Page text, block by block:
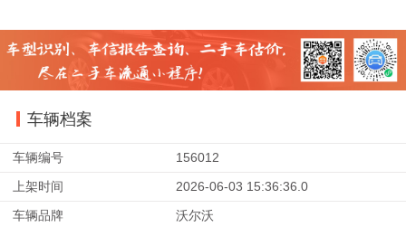
车辆档案
车辆编号
156012
上架时间
2026-06-03 15:36:36.0
车辆品牌
沃尔沃